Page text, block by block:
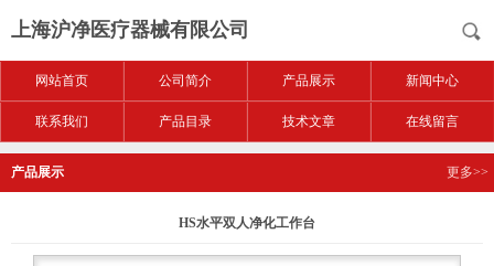
上海沪净医疗器械有限公司
网站首页 公司简介 产品展示 新闻中心
联系我们 产品目录 技术文章 在线留言
产品展示 更多>>
HS水平双人净化工作台